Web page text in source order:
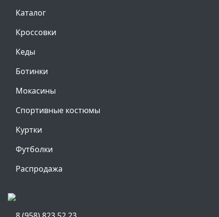
Каталог
Кроссовки
Кеды
Ботинки
Мокасины
Спортивные костюмы
Куртки
Футболки
Распродажа